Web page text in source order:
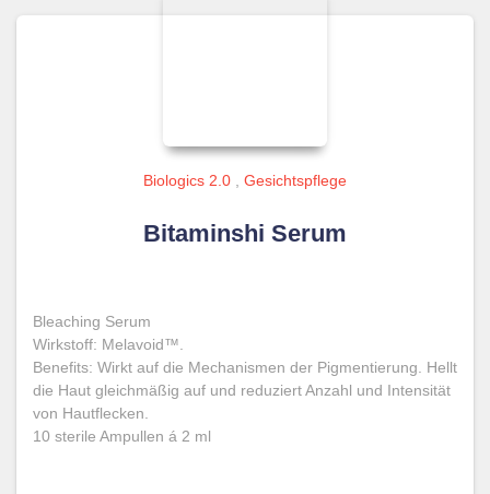
Biologics 2.0 , Gesichtspflege
Bitaminshi Serum
Bleaching Serum
Wirkstoff: Melavoid™.
Benefits: Wirkt auf die Mechanismen der Pigmentierung. Hellt
die Haut gleichmäßig auf und reduziert Anzahl und Intensität
von Hautflecken.
10 sterile Ampullen á 2 ml